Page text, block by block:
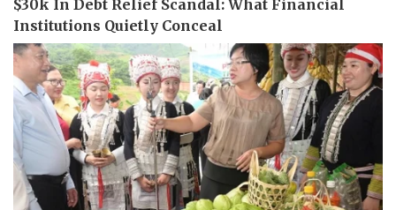
Pháp luật
Vụ án
Tin nóng
Tư vấn luật
Quân sự - Quốc phòng
Vũ khí
Việt Nam
Phân tích